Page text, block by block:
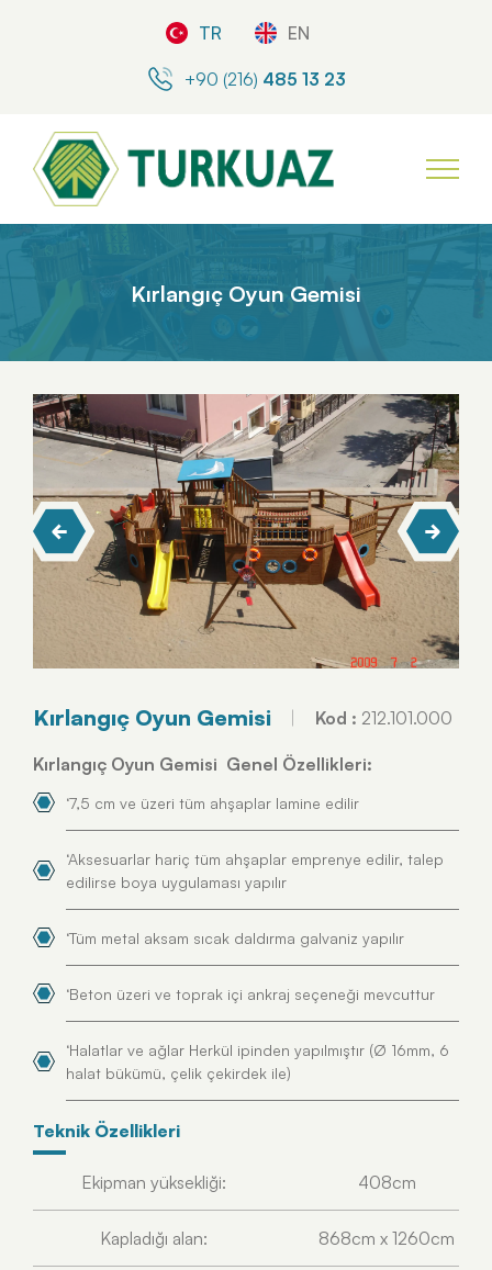
TR EN
+90 (216) 485 13 23
Kırlangıç Oyun Gemisi
Kırlangıç Oyun Gemisi Kod : 212.101.000
Kırlangıç Oyun Gemisi Genel Özellikleri:
‘7,5 cm ve üzeri tüm ahşaplar lamine edilir
‘Aksesuarlar hariç tüm ahşaplar emprenye edilir, talep
edilirse boya uygulaması yapılır
‘Tüm metal aksam sıcak daldırma galvaniz yapılır
‘Beton üzeri ve toprak içi ankraj seçeneği mevcuttur
‘Halatlar ve ağlar Herkül ipinden yapılmıştır (Ø 16mm, 6
halat bükümü, çelik çekirdek ile)
Teknik Özellikleri
Ekipman yüksekliği: 408cm
Kapladığı alan: 868cm x 1260cm